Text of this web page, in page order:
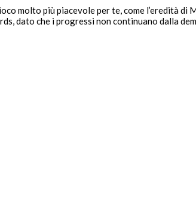
molto più piacevole per te, come l’eredità di
dato che i progressi non continuano dalla